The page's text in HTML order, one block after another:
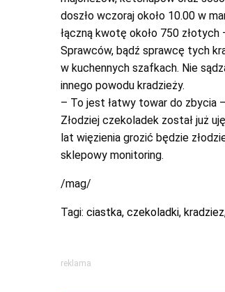
doszło wczoraj około 10.00 w
łączną kwotę około 750
Sprawców, bądź sprawcę tych
w kuchennych szafkach. Nie
innego powodu kradzieży.
– To jest łatwy towar do zbycia
Złodziej czekoladek został już
lat więzienia grozić będzie
sklepowy monitoring.
/mag/
Tagi: ciastka, czekoladki, kradziez
reklama